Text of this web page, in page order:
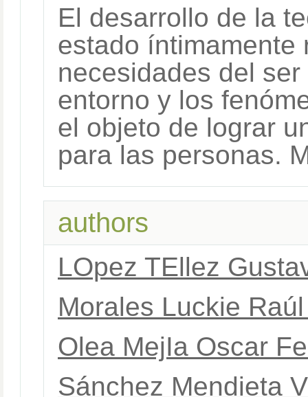
El desarrollo de la
estado íntimamente
necesidades del
entorno y los
el objeto de lograr
para las personas.
authors
LOpez TEllez
Morales Luckie
Olea MejIa Oscar
Sánchez Mendieta